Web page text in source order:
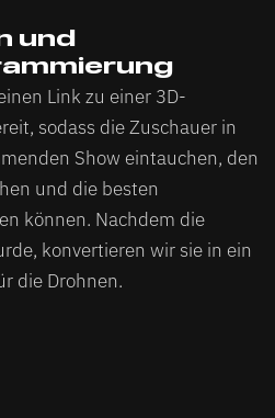
und
Link zu einer 3D-
sodass die Zuschauer in
Show eintauchen, den
und die besten
können. Nachdem die
konvertieren wir sie in ein
die Drohnen.